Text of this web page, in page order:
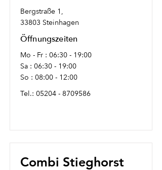
Bergstraße 1,
33803 Steinhagen
Öffnungszeiten
Mo - Fr : 06:30 - 19:00
Sa : 06:30 - 19:00
So : 08:00 - 12:00
Tel.: 05204 - 8709586
Combi Stieghorst